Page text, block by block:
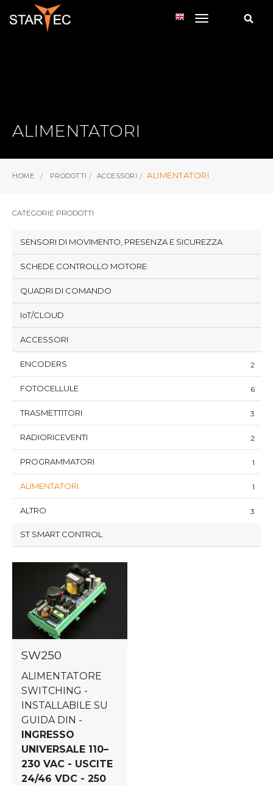
toggle
ALIMENTATORI
HOME PRODOTTI ACCESSORI ALIMENTATORI
CATEGORIE PRODOTTI
SENSORI DI MOVIMENTO, PRESENZA E SICUREZZA
SCHEDE CONTROLLO MOTORE
QUADRI DI COMANDO
IoT/CLOUD
ACCESSORI
ENCODERS 2
FOTOCELLULE 6
TRASMETTITORI 3
RADIORICEVENTI 2
PROGRAMMATORI 1
ALIMENTATORI 1
ALTRO 3
ST SMART CONTROL
SW250
ALIMENTATORE
SWITCHING -
INSTALLABILE SU
GUIDA DIN -
INGRESSO
UNIVERSALE 110–
230 VAC - USCITE
24/46 VDC - 250